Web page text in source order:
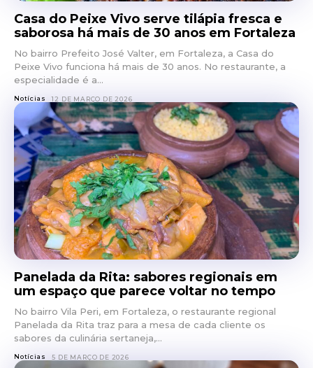
Casa do Peixe Vivo serve tilápia fresca e
saborosa há mais de 30 anos em Fortaleza
No bairro Prefeito José Valter, em Fortaleza, a Casa do
Peixe Vivo funciona há mais de 30 anos. No restaurante, a
especialidade é a...
Notícias 12 DE MARÇO DE 2026
Panelada da Rita: sabores regionais em
um espaço que parece voltar no tempo
No bairro Vila Peri, em Fortaleza, o restaurante regional
Panelada da Rita traz para a mesa de cada cliente os
sabores da culinária sertaneja,...
Notícias 5 DE MARÇO DE 2026